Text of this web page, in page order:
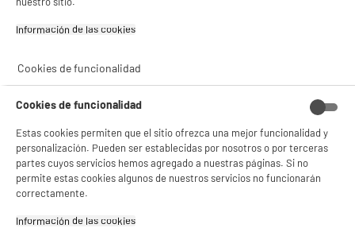
24€95
Información de las cookies‎
Cookies de funcionalidad
Cookies de funcionalidad
Estas cookies permiten que el sitio ofrezca una mejor funcionalidad y
personalización. Pueden ser establecidas por nosotros o por terceras
partes cuyos servicios hemos agregado a nuestras páginas. Si no
permite estas cookies algunos de nuestros servicios no funcionarán
correctamente.
Información de las cookies‎